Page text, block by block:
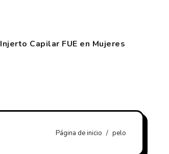
Injerto Capilar FUE en Mujeres
Página de inicio pelo